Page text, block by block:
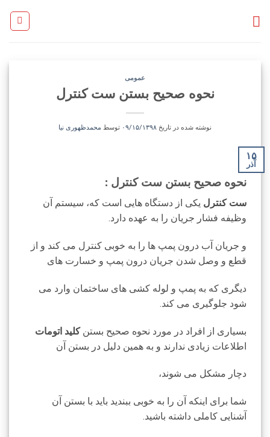
عمومی
نحوه صحیح بستن ست کنترل
نوشته شده در تاریخ ۰۹/۱۵/۱۳۹۸ توسط محمدظهوری نیا
۱۵
آذر
نحوه صحیح بستن ست کنترل :
ست کنترل یکی از دستگاه هایی است که، سیستم آن
وظیفه فشار جریان را به عهده دارد.
و جریان آب درون پمپ ها را به خوبی کنترل می کند و از
قطع و وصل شدن جریان درون پمپ و خسارت های
دیگری که به پمپ و لوله کشی های ساختمان وارد می
شود جلوگیری می کند.
بسیاری از افراد در مورد نحوه صحیح بستنکلید اتومات
اطلاعات زیادی ندارند و به همین دلیل در بستن آن
دچار مشکل می شوند،
شما برای اینکه آن را به خوبی ببندید باید با بستن آن
آشنایی کاملی داشته باشید.